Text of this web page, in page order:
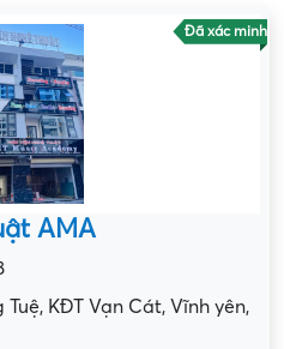
Đã xác minh
AMA
KĐT Vạn Cát, Vĩnh yên,